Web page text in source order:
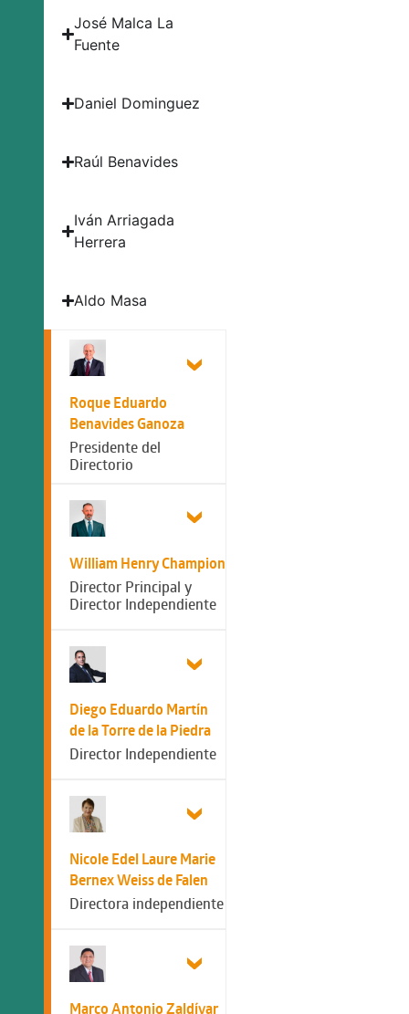
José Malca La
Fuente
Daniel Dominguez
Raúl Benavides
Iván Arriagada
Herrera
Aldo Masa
Roque Eduardo
Benavides Ganoza
Presidente del
Directorio
William Henry Champion
Director Principal y
Director Independiente
Diego Eduardo Martín
de la Torre de la Piedra
Director Independiente
Nicole Edel Laure Marie
Bernex Weiss de Falen
Directora independiente
Marco Antonio Zaldívar